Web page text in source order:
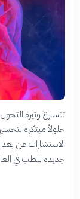
تتسارع وتيرة
حلولاً مبتكرة
الاستشارات عن بعد
جديدة للطب في